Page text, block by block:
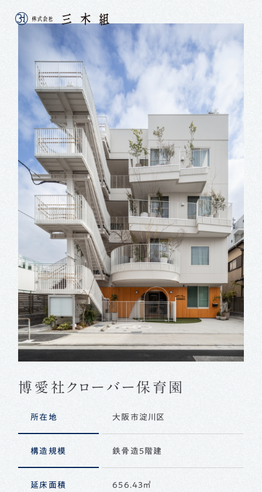
博愛社クローバー保育園
所在地 大阪市淀川区
構造規模 鉄骨造５階建
延床面積 656.43㎡